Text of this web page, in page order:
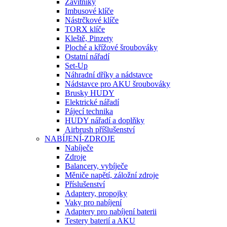
Závitníky
Imbusové klíče
Nástrčkové klíče
TORX klíče
Kleště, Pinzety
Ploché a křížové šroubováky
Ostatní nářadí
Set-Up
Náhradní dříky a nádstavce
Nádstavce pro AKU šroubováky
Brusky HUDY
Elektrické nářadí
Pájecí technika
HUDY nářadí a doplňky
Airbrush příšlušenství
NABÍJENÍ-ZDROJE
Nabíječe
Zdroje
Balancery, vybíječe
Měniče napětí, záložní zdroje
Příslušenství
Adaptery, propojky
Vaky pro nabíjení
Adaptery pro nabíjení baterii
Testery baterií a AKU